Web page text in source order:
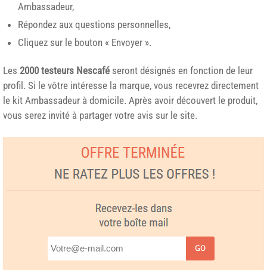
Ambassadeur,
Répondez aux questions personnelles,
Cliquez sur le bouton « Envoyer ».
Les 2000 testeurs Nescafé seront désignés en fonction de leur
profil. Si le vôtre intéresse la marque, vous recevrez directement
le kit Ambassadeur à domicile. Après avoir découvert le produit,
vous serez invité à partager votre avis sur le site.
GO